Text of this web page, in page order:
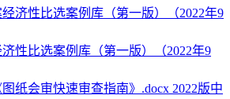
性比选案例库（第一版）（2022年9
2022版中